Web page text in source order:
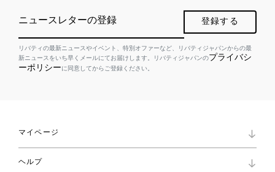
ニュースレターの登録 登録する
リバティの最新ニュースやイベント、特別オファーなど、リバティジャパンからの最
新ニュースをいち早くメールにてお届けします。リバティジャパンのプライバシ
ーポリシーに同意してからご登録ください。
マイページ
ロイヤリティプログラム
ヘルプ